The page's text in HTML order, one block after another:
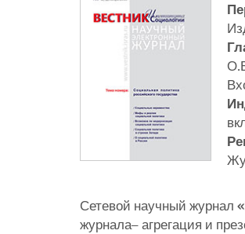
Сетевой научный журнал
журнала– агрегация и